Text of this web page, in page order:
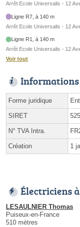
Arrêt Ecole Universalis - 12
Ligne R7, à 140 m
Arrêt Ecole Universalis - 12
Ligne R1, à 140 m
Arrêt Ecole Universalis - 12
Voir tout
Informations
Forme juridique
SIRET
N° TVA Intra.
Création 1
Électriciens
LESAULNIER Thomas
Puiseux-en-France
510 mètres